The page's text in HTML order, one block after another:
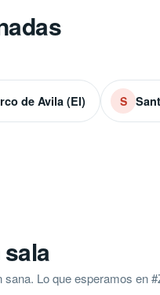
de Avila (El) S
Lo que esperamos en